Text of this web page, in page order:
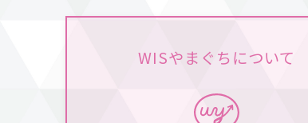
WISやまぐちについて